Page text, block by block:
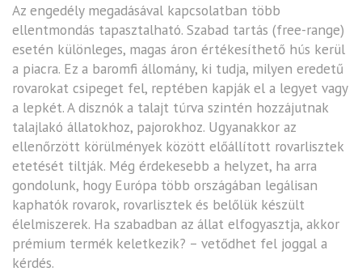
Az engedély megadásával kapcsolatban több
ellentmondás tapasztalható. Szabad tartás (free-range)
esetén különleges, magas áron értékesíthető hús kerül
a piacra. Ez a baromfi állomány, ki tudja, milyen eredetű
rovarokat csipeget fel, reptében kapják el a legyet vagy
a lepkét. A disznók a talajt túrva szintén hozzájutnak
talajlakó állatokhoz, pajorokhoz. Ugyanakkor az
ellenőrzött körülmények között előállított rovarlisztek
etetését tiltják. Még érdekesebb a helyzet, ha arra
gondolunk, hogy Európa több országában legálisan
kaphatók rovarok, rovarlisztek és belőlük készült
élelmiszerek. Ha szabadban az állat elfogyasztja, akkor
prémium termék keletkezik? – vetődhet fel joggal a
kérdés.